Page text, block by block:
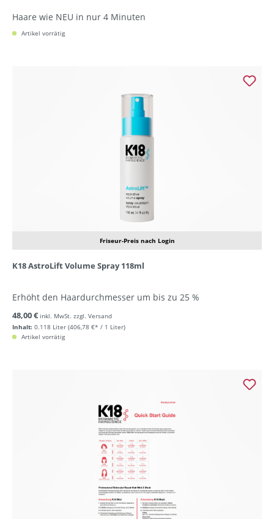
Haare wie NEU in nur 4 Minuten
Artikel vorrätig
Friseur-Preis nach Login
K18 AstroLift Volume Spray 118ml
Erhöht den Haardurchmesser um bis zu 25 %
Inhalt: 0.118 Liter (406,78 €* / 1 Liter)
48,00 € inkl. MwSt. zzgl. Versand
Artikel vorrätig